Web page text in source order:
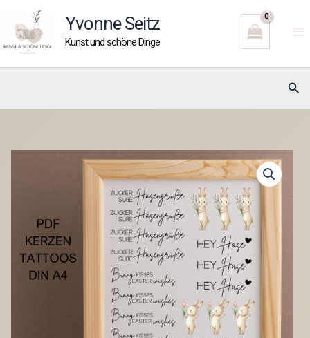
Inhalt
springen
Yvonne Seitz
Kunst und schöne Dinge